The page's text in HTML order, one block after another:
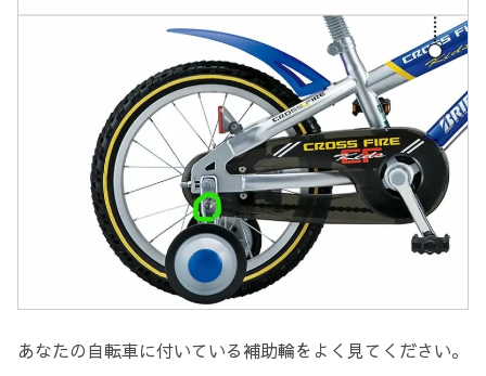
あなたの自転車に付いている補助輪をよく見てください。